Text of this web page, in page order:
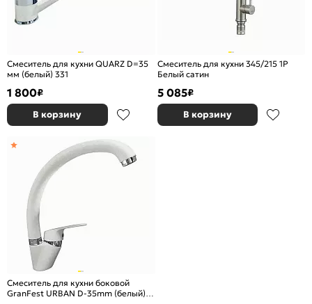
Смеситель для кухни QUARZ D=35
мм (белый) 331
1 800₽
В корзину
Смеситель для кухни 345/215 1Р
Белый сатин
5 085₽
В корзину
Смеситель для кухни боковой
GranFest URBAN D-35mm (белый)